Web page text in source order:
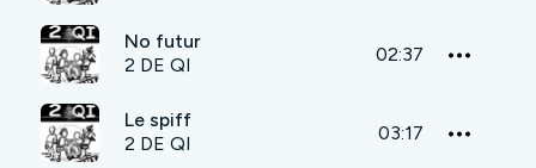
No futur
2 DE QI
02:37
Le spiff
2 DE QI
03:17